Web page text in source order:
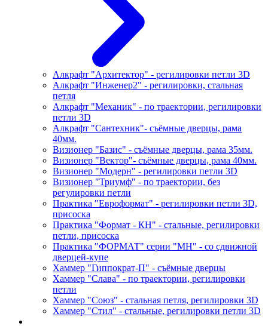
Алкрафт "Архитектор" - регилировки петли 3D
Алкрафт "Инженер2" - регилировки, стальная
петля
Алкрафт "Механик" - по траектории, регилировки
петли 3D
Алкрафт "Сантехник"- съёмные дверцы, рама
40мм.
Визионер "Базис" - съёмные дверцы, рама 35мм.
Визионер "Вектор"- съёмные дверцы, рама 40мм.
Визионер "Модерн" - регилировки петли 3D
Визионер "Триумф" - по траектории, без
регулировки петли
Практика "Евроформат" - регилировки петли 3D,
присоска
Практика "Формат - КН" - стальные, регилировки
петли, присоска
Практика "ФОРМАТ" серии "МН" - со сдвижной
дверцей-купе
Хаммер "Гиппократ-П" - съёмные дверцы
Хаммер "Слава" - по траектории, регилировки
петли
Хаммер "Союз" - стальная петля, регилировки 3D
Хаммер "Стил" - стальные, регилировки петли 3D